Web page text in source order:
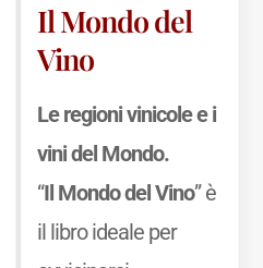
Il Mondo del
Vino
Le regioni vinicole e i
vini del Mondo.
“Il Mondo del Vino” è
il libro ideale per